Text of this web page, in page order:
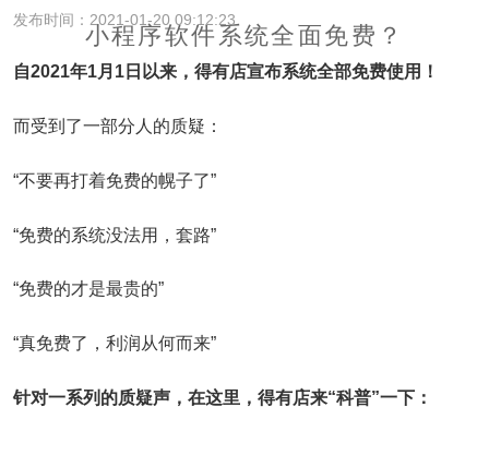
小程序软件系统全面免费？
发布时间：2021-01-20 09:12:23
自2021年1月1日以来，得有店宣布系统全部免费使用！
而受到了一部分人的质疑：
“不要再打着免费的幌子了”
“免费的系统没法用，套路”
“免费的才是最贵的”
“真免费了，利润从何而来”
针对一系列的质疑声，在这里，得有店来“科普”一下：